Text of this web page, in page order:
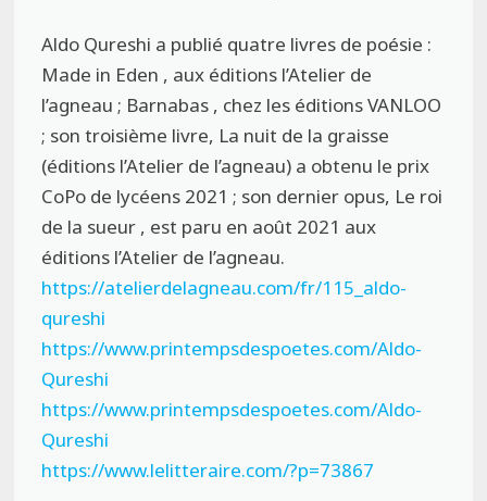
Aldo Qureshi a publié quatre livres de poésie :
Made in Eden , aux éditions l’Atelier de
l’agneau ; Barnabas , chez les éditions VANLOO
; son troisième livre, La nuit de la graisse
(éditions l’Atelier de l’agneau) a obtenu le prix
CoPo de lycéens 2021 ; son dernier opus, Le roi
de la sueur , est paru en août 2021 aux
éditions l’Atelier de l’agneau.
https://atelierdelagneau.com/fr/115_aldo-
qureshi
https://www.printempsdespoetes.com/Aldo-
Qureshi
https://www.printempsdespoetes.com/Aldo-
Qureshi
https://www.lelitteraire.com/?p=73867